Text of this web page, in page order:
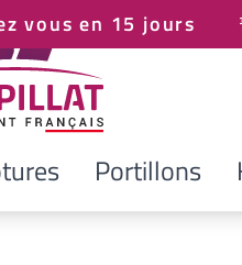
vous en 15 jours
Portillons